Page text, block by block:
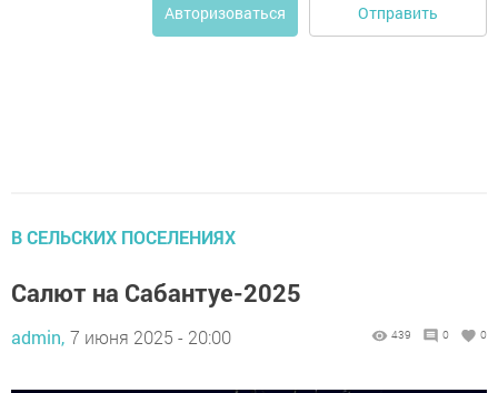
Авторизоваться Отправить
В СЕЛЬСКИХ ПОСЕЛЕНИЯХ
Салют на Сабантуе-2025
admin, 7 июня 2025 - 20:00 439 0 0